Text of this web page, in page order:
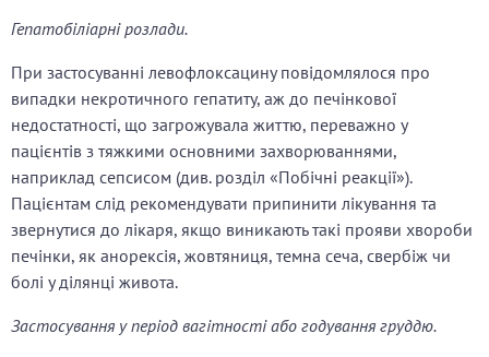
Гепатобіліарні розлади.
При застосуванні левофлоксацину повідомлялося про
випадки некротичного гепатиту, аж до печінкової
недостатності, що загрожувала життю, переважно у
пацієнтів з тяжкими основними захворюваннями,
наприклад сепсисом (див. розділ «Побічні реакції»).
Пацієнтам слід рекомендувати припинити лікування та
звернутися до лікаря, якщо виникають такі прояви хвороби
печінки, як анорексія, жовтяниця, темна сеча, свербіж чи
болі у ділянці живота.
Застосування у період вагітності або годування груддю.